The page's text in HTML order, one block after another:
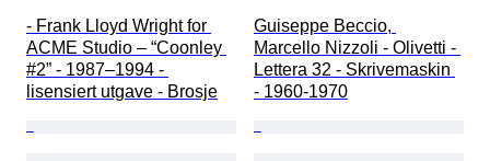
- Frank Lloyd Wright for
ACME Studio – “Coonley
#2” - 1987–1994 -
lisensiert utgave - Brosje
Guiseppe Beccio,
Marcello Nizzoli - Olivetti -
Lettera 32 - Skrivemaskin
- 1960-1970